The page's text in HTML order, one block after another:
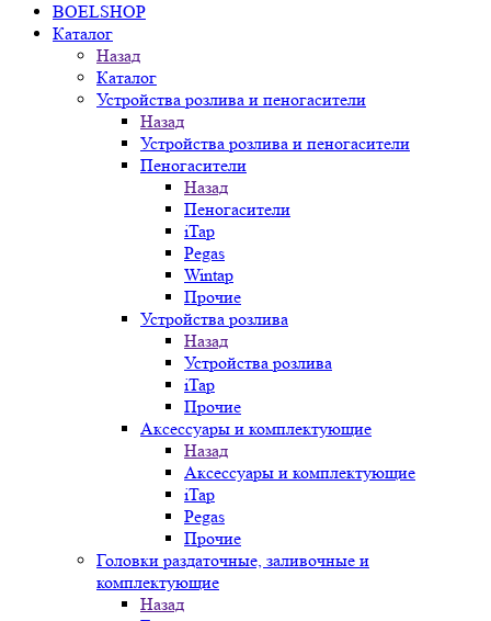
BOELSHOP
Каталог
Назад
Каталог
Устройства розлива и пеногасители
Назад
Устройства розлива и пеногасители
Пеногасители
Назад
Пеногасители
iTap
Pegas
Wintap
Прочие
Устройства розлива
Назад
Устройства розлива
iTap
Прочие
Аксессуары и комплектующие
Назад
Аксессуары и комплектующие
iTap
Pegas
Прочие
Головки раздаточные, заливочные и
комплектующие
Назад